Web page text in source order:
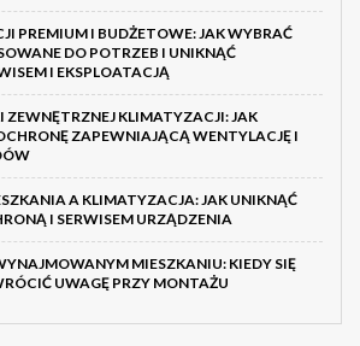
PREMIUM I BUDŻETOWE: JAK WYBRAĆ
DO POTRZEB I UNIKNĄĆ
I EKSPLOATACJĄ
ZEWNĘTRZNEJ KLIMATYZACJI: JAK
ZAPEWNIAJĄCĄ WENTYLACJĘ I
A KLIMATYZACJA: JAK UNIKNĄĆ
I SERWISEM URZĄDZENIA
MIESZKANIU: KIEDY SIĘ
UWAGĘ PRZY MONTAŻU